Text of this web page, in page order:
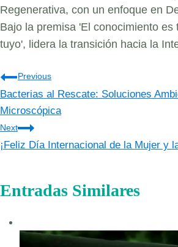
Regenerativa, con un enfoque en
Bajo la premisa 'El conocimiento es
tuyo', lidera la transición hacia la
Navegación
de
entradas
Previous
Bacterias al Rescate: Soluciones
Microscópica
Next
¡Feliz Día Internacional de la Mujer y
Entradas Similares